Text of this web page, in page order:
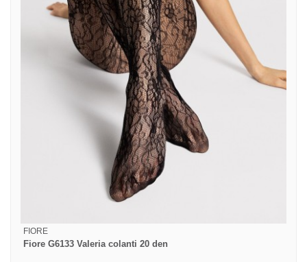
FIORE
Fiore G6133 Valeria colanti 20 den